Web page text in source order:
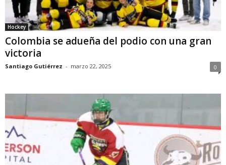
Hockey
Colombia se adueña del podio con una gran
victoria
Santiago Gutiérrez - marzo 22, 2025 0